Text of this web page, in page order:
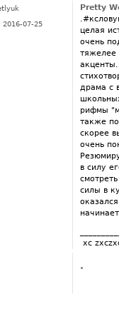
2016-07-25
Pretty
целая
очень
тяжелее
драма с
рифмы
также
скорее
очень
в силу
силы в
xc